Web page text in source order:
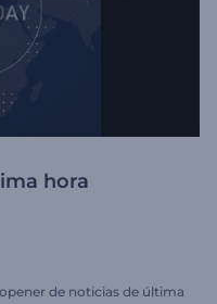
hora
de noticias de última